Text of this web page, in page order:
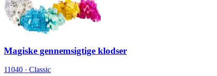
Magiske gennemsigtige klodser
11040 · Classic